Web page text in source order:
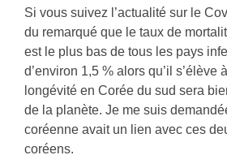
Si vous suivez l’actualité sur le
du remarqué que le taux de
est le plus bas de tous les pays
d’environ 1,5 % alors qu’il s’élève
longévité en Corée du sud sera
de la planète. Je me suis
coréenne avait un lien avec ces
coréens.